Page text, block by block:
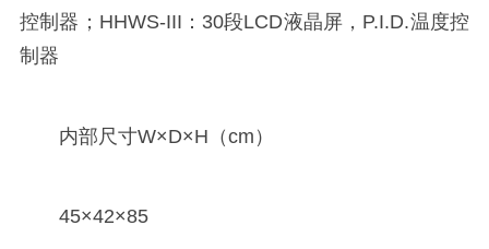
控制器；HHWS-III：30段LCD液晶屏，P.I.D.温度控
制器
内部尺寸W×D×H（cm）
45×42×85